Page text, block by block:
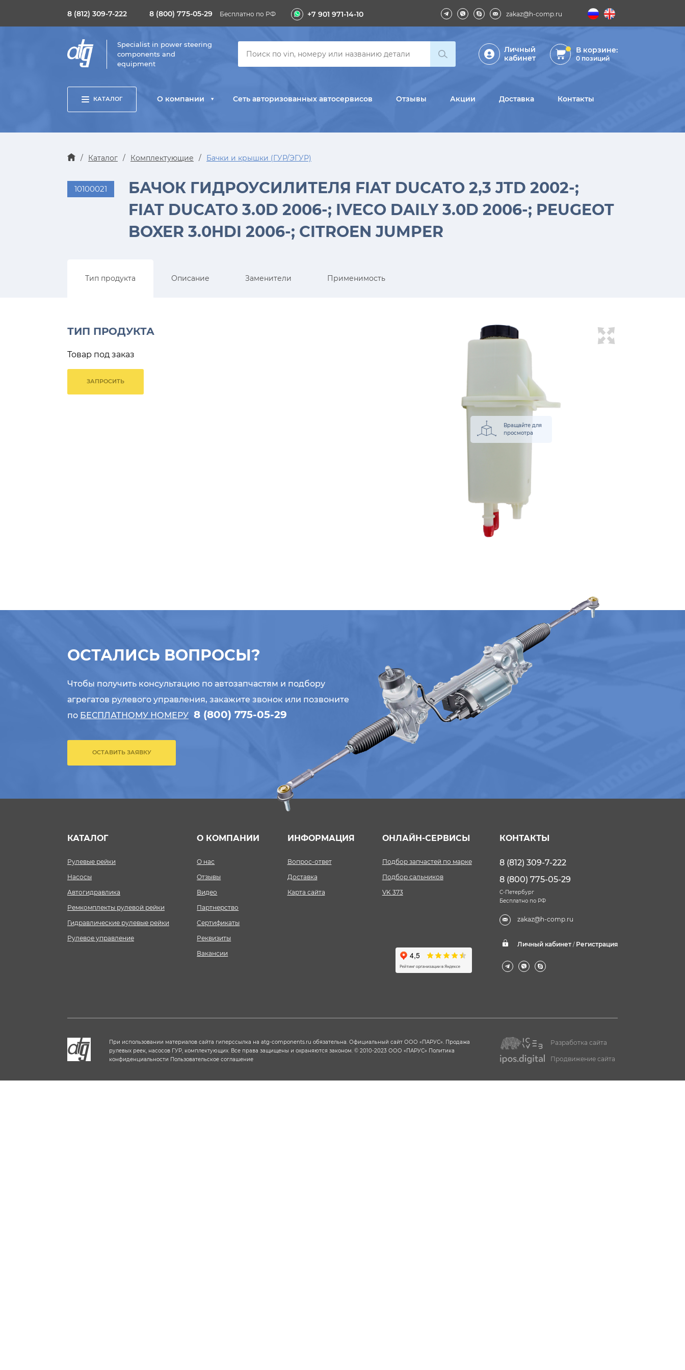
8 (812) 309-7-222 8 (800) 775-05-29 Бесплатно по РФ +7 901 971-14-10 zakaz@h-comp.ru
Specialist in power steering
components and
equipment
Личный
кабинет
В корзине:
0 позиций
КАТАЛОГ О компании Сеть авторизованных автосервисов Отзывы Акции Доставка Контакты
/ Каталог / Комплектующие / Бачки и крышки (ГУР/ЭГУР)
10100021
БАЧОК ГИДРОУСИЛИТЕЛЯ FIAT DUCATO 2,3 JTD 2002-;
FIAT DUCATO 3.0D 2006-; IVECO DAILY 3.0D 2006-; PEUGEOT
BOXER 3.0HDI 2006-; CITROEN JUMPER
Тип продукта Описание Заменители Применимость
ТИП ПРОДУКТА
Товар под заказ
ЗАПРОСИТЬ
Вращайте для
просмотра
ОСТАЛИСЬ ВОПРОСЫ?
Чтобы получить консультацию по автозапчастям и подбору
агрегатов рулевого управления, закажите звонок или позвоните
по БЕСПЛАТНОМУ НОМЕРУ 8 (800) 775-05-29
ОСТАВИТЬ ЗАЯВКУ
КАТАЛОГ
Рулевые рейки
Насосы
Автогидравлика
Ремкомплекты рулевой рейки
Гидравлические рулевые рейки
Рулевое управление
О КОМПАНИИ
О нас
Отзывы
Видео
Партнерство
Сертификаты
Реквизиты
Вакансии
ИНФОРМАЦИЯ
Вопрос-ответ
Доставка
Карта сайта
ОНЛАЙН-СЕРВИСЫ
Подбор запчастей по марке
Подбор сальников
VK 373
КОНТАКТЫ
8 (812) 309-7-222
8 (800) 775-05-29
С-Петербург
Бесплатно по РФ
zakaz@h-comp.ru
Личный кабинет / Регистрация
При использовании материалов сайта гиперссылка на atg-components.ru обязательна. Официальный сайт ООО «ПАРУС». Продажа
рулевых реек, насосов ГУР, комплектующих. Все права защищены и охраняются законом. © 2010-2023 ООО «ПАРУС» Политика
конфиденциальности Пользовательское соглашение
Разработка сайта
Продвижение сайта